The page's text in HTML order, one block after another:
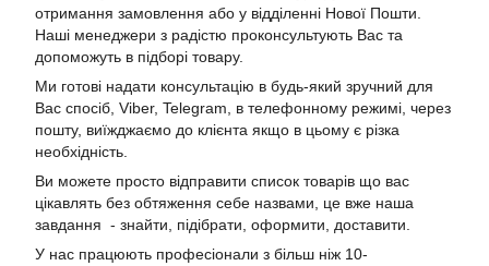
отримання замовлення або у відділенні Нової Пошти.
Наші менеджери з радістю проконсультують Вас та
допоможуть в підборі товару.
Ми готові надати консультацію в будь-який зручний для
Вас спосіб, Viber, Telegram, в телефонному режимі, через
пошту, виїжджаємо до клієнта якщо в цьому є різка
необхідність.
Ви можете просто відправити список товарів що вас
цікавлять без обтяження себе назвами, це вже наша
завдання - знайти, підібрати, оформити, доставити.
У нас працюють професіонали з більш ніж 10-